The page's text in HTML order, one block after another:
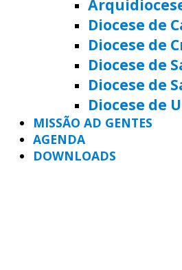
Diocese de
Diocese de
Diocese de
Diocese de
Diocese de
MISSÃO AD GENTES
AGENDA
DOWNLOADS